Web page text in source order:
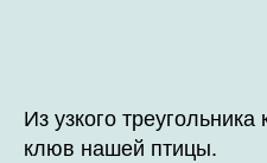
Из узкого
клюв нашей птицы.